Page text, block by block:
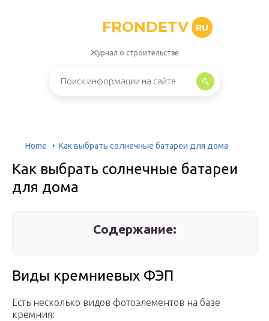
FRONDETV RU
Журнал о строительстве
Home Как выбрать солнечные батареи для дома
Как выбрать солнечные батареи
для дома
Содержание:
Виды кремниевых ФЭП
Есть несколько видов фотоэлементов на базе
кремния: